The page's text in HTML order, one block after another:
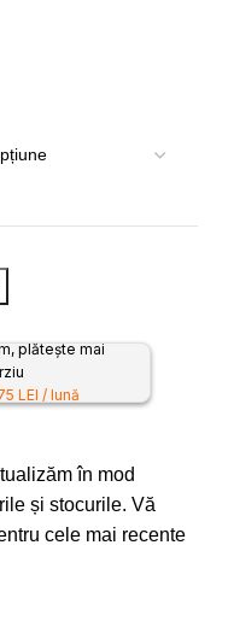
plătește mai
LEI / lună
în mod
și stocurile. Vă
cele mai recente